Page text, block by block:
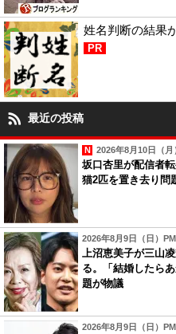
姓名判断の結果
PR
最近の投稿
2026年8月10日（
坂口杏里が配信者
猫2匹を置き去り問
2026年8月9日（日）
上沼恵美子が三山
る。「結婚したら
題が物議
2026年8月9日（日）